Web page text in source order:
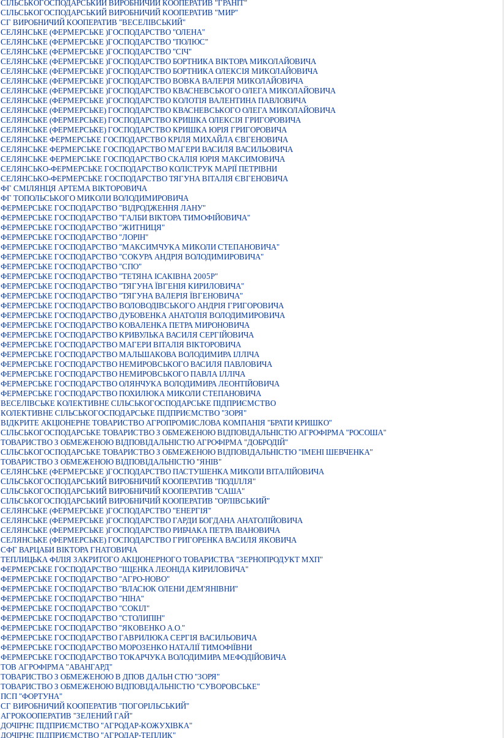
СІЛЬСЬКОГОСПОДАРСЬКИЙ ВИРОБНИЧИЙ КООПЕРАТИВ "ГРАНІТ"
СІЛЬСЬКОГОСПОДАРСЬКИЙ ВИРОБНИЧИЙ КООПЕРАТИВ "МИР"
СГ ВИРОБНИЧИЙ КООПЕРАТИВ "ВЕСЕЛІВСЬКИЙ"
СЕЛЯНСЬКЕ (ФЕРМЕРСЬКЕ )ГОСПОДАРСТВО "ОЛЕНА"
СЕЛЯНСЬКЕ (ФЕРМЕРСЬКЕ )ГОСПОДАРСТВО "ПОЛЮС"
СЕЛЯНСЬКЕ (ФЕРМЕРСЬКЕ )ГОСПОДАРСТВО "СIЧ"
СЕЛЯНСЬКЕ (ФЕРМЕРСЬКЕ )ГОСПОДАРСТВО БОРТНИКА ВIКТОРА МИКОЛАЙОВИЧА
СЕЛЯНСЬКЕ (ФЕРМЕРСЬКЕ )ГОСПОДАРСТВО БОРТНИКА ОЛЕКСIЯ МИКОЛАЙОВИЧА
СЕЛЯНСЬКЕ (ФЕРМЕРСЬКЕ )ГОСПОДАРСТВО ВОВКА ВАЛЕРIЯ МИКОЛАЙОВИЧА
СЕЛЯНСЬКЕ (ФЕРМЕРСЬКЕ )ГОСПОДАРСТВО КВАСНЕВСЬКОГО ОЛЕГА МИКОЛАЙОВИЧА
СЕЛЯНСЬКЕ (ФЕРМЕРСЬКЕ )ГОСПОДАРСТВО КОЛОТIЯ ВАЛЕНТИНА ПАВЛОВИЧА
СЕЛЯНСЬКЕ (ФЕРМЕРСЬКЕ) ГОСПОДАРСТВО КВАСНЕВСЬКОГО ОЛЕГА МИКОЛАЙОВИЧА
СЕЛЯНСЬКЕ (ФЕРМЕРСЬКЕ) ГОСПОДАРСТВО КРИШКА ОЛЕКСIЯ ГРИГОРОВИЧА
СЕЛЯНСЬКЕ (ФЕРМЕРСЬКЕ) ГОСПОДАРСТВО КРИШКА ЮРIЯ ГРИГОРОВИЧА
СЕЛЯНСЬКЕ ФЕРМЕРСЬКЕ ГОСПОДАРСТВО КРIЛЯ МИХАЙЛА ЄВГЕНОВИЧА
СЕЛЯНСЬКЕ ФЕРМЕРСЬКЕ ГОСПОДАРСТВО МАГЕРИ ВАСИЛЯ ВАСИЛЬОВИЧА
СЕЛЯНСЬКЕ ФЕРМЕРСЬКЕ ГОСПОДАРСТВО СКАЛIЯ ЮРIЯ МАКСИМОВИЧА
СЕЛЯНСЬКО-ФЕРМЕРСЬКЕ ГОСПОДАРСТВО КОЛIСТРУК МАРIЇ ПЕТРIВНИ
СЕЛЯНСЬКО-ФЕРМЕРСЬКЕ ГОСПОДАРСТВО ТЯГУНА ВIТАЛIЯ ЄВГЕНОВИЧА
ФГ СМІЛЯНЦЯ АРТЕМА ВІКТОРОВИЧА
ФГ ТОПОЛЬСЬКОГО МИКОЛИ ВОЛОДИМИРОВИЧА
ФЕРМЕРСЬКЕ ГОСПОДАРСТВО "ВIДРОДЖЕННЯ ЛАНУ"
ФЕРМЕРСЬКЕ ГОСПОДАРСТВО "ГАЛБИ ВIКТОРА ТИМОФIЙОВИЧА"
ФЕРМЕРСЬКЕ ГОСПОДАРСТВО "ЖИТНИЦЯ"
ФЕРМЕРСЬКЕ ГОСПОДАРСТВО "ЛОРIН"
ФЕРМЕРСЬКЕ ГОСПОДАРСТВО "МАКСИМЧУКА МИКОЛИ СТЕПАНОВИЧА"
ФЕРМЕРСЬКЕ ГОСПОДАРСТВО "СОКУРА АНДРIЯ ВОЛОДИМИРОВИЧА"
ФЕРМЕРСЬКЕ ГОСПОДАРСТВО "СПО"
ФЕРМЕРСЬКЕ ГОСПОДАРСТВО "ТЕТЯНА ІСАКІВНА 2005Р"
ФЕРМЕРСЬКЕ ГОСПОДАРСТВО "ТЯГУНА ЇВГЕНIЯ КИРИЛОВИЧА"
ФЕРМЕРСЬКЕ ГОСПОДАРСТВО "ТЯГУНА ВАЛЕРIЯ ЇВГЕНОВИЧА"
ФЕРМЕРСЬКЕ ГОСПОДАРСТВО ВОЛОВОДIВСЬКОГО АНДРIЯ ГРИГОРОВИЧА
ФЕРМЕРСЬКЕ ГОСПОДАРСТВО ДУБОВЕНКА АНАТОЛIЯ ВОЛОДИМИРОВИЧА
ФЕРМЕРСЬКЕ ГОСПОДАРСТВО КОВАЛЕНКА ПЕТРА МИРОНОВИЧА
ФЕРМЕРСЬКЕ ГОСПОДАРСТВО КРИВУЛЬКА ВАСИЛЯ СЕРГIЙОВИЧА
ФЕРМЕРСЬКЕ ГОСПОДАРСТВО МАГЕРИ ВІТАЛІЯ ВІКТОРОВИЧА
ФЕРМЕРСЬКЕ ГОСПОДАРСТВО МАЛЬШАКОВА ВОЛОДИМИРА IЛЛIЧА
ФЕРМЕРСЬКЕ ГОСПОДАРСТВО НЕМИРОВСЬКОГО ВАСИЛЯ ПАВЛОВИЧА
ФЕРМЕРСЬКЕ ГОСПОДАРСТВО НЕМИРОВСЬКОГО ПАВЛА IЛЛIЧА
ФЕРМЕРСЬКЕ ГОСПОДАРСТВО ОЛЯНЧУКА ВОЛОДИМИРА ЛЕОНТIЙОВИЧА
ФЕРМЕРСЬКЕ ГОСПОДАРСТВО ПОХИЛЮКА МИКОЛИ СТЕПАНОВИЧА
ВЕСЕЛІВСЬКЕ КОЛЕКТИВНЕ СІЛЬСЬКОГОСПОДАРСЬКЕ ПІДПРИЄМСТВО
КОЛЕКТИВНЕ СІЛЬСЬКОГОСПОДАРСЬКЕ ПІДПРИЄМСТВО "ЗОРЯ"
ВІДКРИТЕ АКЦІОНЕРНЕ ТОВАРИСТВО АГРОПРОМИСЛОВА КОМПАНІЯ "БРАТИ КРИШКО"
СIЛЬСЬКОГОСПОДАРСЬКЕ ТОВАРИСТВО З ОБМЕЖЕНОЮ ВIДПОВIДАЛЬНIСТЮ АГРОФIРМА "РОСОША"
ТОВАРИСТВО З ОБМЕЖЕНОЮ ВІДПОВІДАЛЬНІСТЮ АГРОФІРМА "ДОБРОДІЙ"
СІЛЬСЬКОГОСПОДАРСЬКЕ ТОВАРИСТВО З ОБМЕЖЕНОЮ ВІДПОВІДАЛЬНІСТЮ "ІМЕНІ ШЕВЧЕНКА"
ТОВАРИСТВО З ОБМЕЖЕНОЮ ВІДПОВІДАЛЬНІСТЮ "ЯНІВ"
СЕЛЯНСЬКЕ (ФЕРМЕРСЬКЕ )ГОСПОДАРСТВО ПАСТУШЕНКА МИКОЛИ ВIТАЛIЙОВИЧА
СIЛЬСЬКОГОСПОДАРСЬКИЙ ВИРОБНИЧИЙ КООПЕРАТИВ "ПОДIЛЛЯ"
СIЛЬСЬКОГОСПОДАРСЬКИЙ ВИРОБНИЧИЙ КООПЕРАТИВ "САША"
СІЛЬСЬКОГОСПОДАРСЬКИЙ ВИРОБНИЧИЙ КООПЕРАТИВ "ОРЛІВСЬКИЙ"
СЕЛЯНСЬКЕ (ФЕРМЕРСЬКЕ )ГОСПОДАРСТВО "ЕНЕРГIЯ"
СЕЛЯНСЬКЕ (ФЕРМЕРСЬКЕ )ГОСПОДАРСТВО ГАРДИ БОГДАНА АНАТОЛIЙОВИЧА
СЕЛЯНСЬКЕ (ФЕРМЕРСЬКЕ )ГОСПОДАРСТВО РИБЧАКА ПЕТРА IВАНОВИЧА
СЕЛЯНСЬКЕ (ФЕРМЕРСЬКЕ) ГОСПОДАРСТВО ГРИГОРЕНКА ВАСИЛЯ ЯКОВИЧА
СФГ ВАРЦАБИ ВІКТОРА ГНАТОВИЧА
ТЕПЛИЦЬКА ФIЛIЯ ЗАКРИТОГО АКЦIОНЕРНОГО ТОВАРИСТВА "ЗЕРНОПРОДУКТ МХП"
ФЕРМЕРСЬКЕ ГОСПОДАРСТВО "IЩЕНКА ЛЕОНIДА КИРИЛОВИЧА"
ФЕРМЕРСЬКЕ ГОСПОДАРСТВО "АГРО-НОВО"
ФЕРМЕРСЬКЕ ГОСПОДАРСТВО "ВЛАСЮК ОЛЕНИ ДЕМ'ЯНIВНИ"
ФЕРМЕРСЬКЕ ГОСПОДАРСТВО "НIНА"
ФЕРМЕРСЬКЕ ГОСПОДАРСТВО "СОКIЛ"
ФЕРМЕРСЬКЕ ГОСПОДАРСТВО "СТОЛИПIН"
ФЕРМЕРСЬКЕ ГОСПОДАРСТВО "ЯКОВЕНКО А.О."
ФЕРМЕРСЬКЕ ГОСПОДАРСТВО ГАВРИЛЮКА СЕРГІЯ ВАСИЛЬОВИЧА
ФЕРМЕРСЬКЕ ГОСПОДАРСТВО МОРОЗЕНКО НАТАЛIЇ ТИМОФIЇВНИ
ФЕРМЕРСЬКЕ ГОСПОДАРСТВО ТОКАРЧУКА ВОЛОДИМИРА МЕФОДIЙОВИЧА
ТОВ АГРОФІРМА "АВАНГАРД"
ТОВАРИСТВО З ОБМЕЖЕНОЮ В ДПОВ ДАЛЬН СТЮ "ЗОРЯ"
ТОВАРИСТВО З ОБМЕЖЕНОЮ ВІДПОВІДАЛЬНІСТЮ "СУВОРОВСЬКЕ"
ПСП "ФОРТУНА"
СГ ВИРОБНИЧИЙ КООПЕРАТИВ "ПОГОРІЛЬСЬКИЙ"
АГРОКООПЕРАТИВ "ЗЕЛЕНИЙ ГАЙ"
ДОЧIРНЄ ПIДПРИЄМСТВО "АГРОДАР-КОЖУХIВКА"
ДОЧIРНЄ ПIДПРИЄМСТВО "АГРОДАР-ТЕПЛИК"